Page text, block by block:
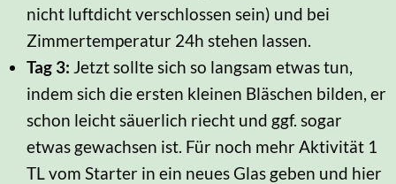
nicht luftdicht verschlossen sein) und bei
Zimmertemperatur 24h stehen lassen.
Tag 3: Jetzt sollte sich so langsam etwas tun,
indem sich die ersten kleinen Bläschen bilden, er
schon leicht säuerlich riecht und ggf. sogar
etwas gewachsen ist. Für noch mehr Aktivität 1
TL vom Starter in ein neues Glas geben und hier